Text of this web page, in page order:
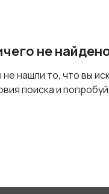
не
нашли то, что вы
поиска и